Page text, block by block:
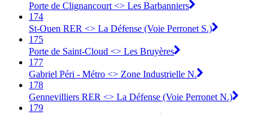
Porte de Clignancourt <> Les Barbanniers
174
St-Ouen RER <> La Défense (Voie Perronet S.)
175
Porte de Saint-Cloud <> Les Bruyères
177
Gabriel Péri - Métro <> Zone Industrielle N.
178
Gennevilliers RER <> La Défense (Voie Perronet N.)
179